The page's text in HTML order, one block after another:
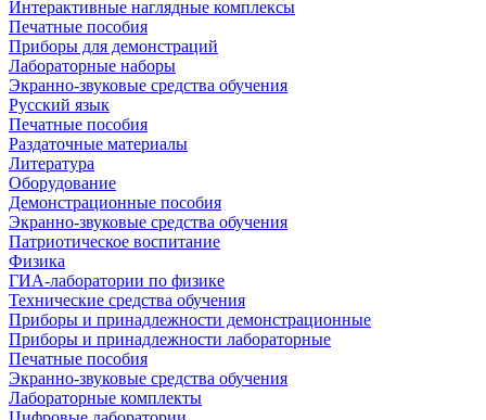
Интерактивные наглядные комплексы
Печатные пособия
Приборы для демонстраций
Лабораторные наборы
Экранно-звуковые средства обучения
Русский язык
Печатные пособия
Раздаточные материалы
Литература
Оборудование
Демонстрационные пособия
Экранно-звуковые средства обучения
Патриотическое воспитание
Физика
ГИА-лаборатории по физике
Технические средства обучения
Приборы и принадлежности демонстрационные
Приборы и принадлежности лабораторные
Печатные пособия
Экранно-звуковые средства обучения
Лабораторные комплекты